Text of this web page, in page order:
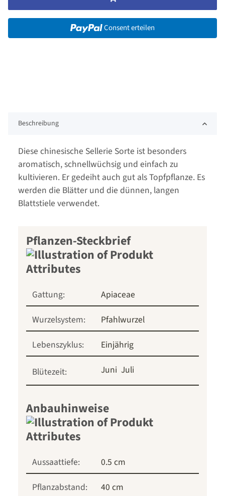
Consent erteilen
Beschreibung
Diese chinesische Sellerie Sorte ist besonders
aromatisch, schnellwüchsig und einfach zu
kultivieren. Er gedeiht auch gut als Topfpflanze. Es
werden die Blätter und die dünnen, langen
Blattstiele verwendet.
Pflanzen-Steckbrief
Gattung:
Apiaceae
Wurzelsystem:
Pfahlwurzel
Lebenszyklus:
Einjährig
Blütezeit: Juni Juli
Anbauhinweise
Aussaattiefe:
0.5 cm
Pflanzabstand:
40 cm